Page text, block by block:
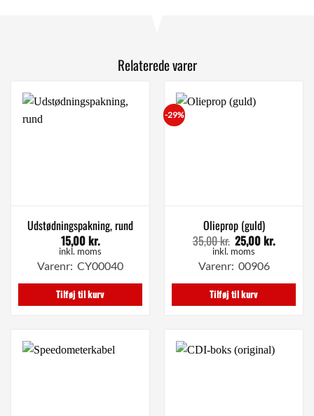
Relaterede varer
Udstødningspakning, rund
15,00kr.
inkl. moms
Varenr: CY00040
Tilføj til kurv
-29%
Olieprop (guld)
35,00kr. Den
oprindelige
pris
var:
35,00 kr..
25,00kr.
25,00
inkl. moms
Varenr: 00906
Tilføj til kurv